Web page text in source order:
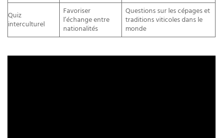
Quiz
interculturel
Favoriser
l’échange entre
nationalités
Questions sur les cépages et
traditions viticoles dans le
monde